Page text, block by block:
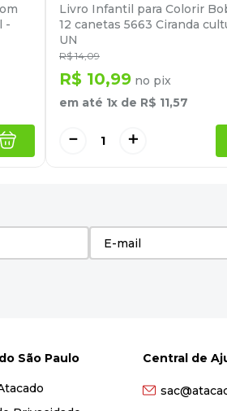
-
Livro Infantil para Colorir
12 canetas 5663 Ciranda
UN
R$ 14,09
R$ 10,99 no pix
em até 1x de R$ 11,57
＋
－
São Paulo Central de